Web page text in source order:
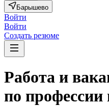
Барышево
Войти
Войти
Создать резюме
Работа и
по